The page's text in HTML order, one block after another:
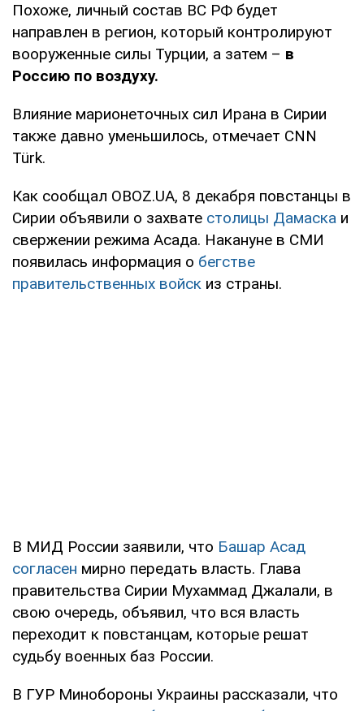
Похоже, личный состав ВС РФ будет
направлен в регион, который контролируют
вооруженные силы Турции, а затем – в
Россию по воздуху.
Влияние марионеточных сил Ирана в Сирии
также давно уменьшилось, отмечает CNN
Türk.
Как сообщал OBOZ.UA, 8 декабря повстанцы в
Сирии объявили о захвате столицы Дамаска и
свержении режима Асада. Накануне в СМИ
появилась информация о бегстве
правительственных войск из страны.
В МИД России заявили, что Башар Асад
согласен мирно передать власть. Глава
правительства Сирии Мухаммад Джалали, в
свою очередь, объявил, что вся власть
переходит к повстанцам, которые решат
судьбу военных баз России.
В ГУР Минобороны Украины рассказали, что